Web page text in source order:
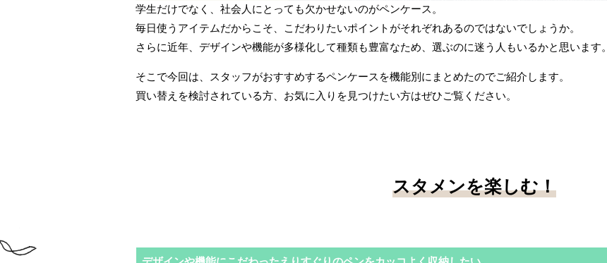
学生だけでなく、社会人にとっても欠かせないのがペンケース。
毎日使うアイテムだからこそ、こだわりたいポイントがそれぞれあるのではないでしょうか。
さらに近年、デザインや機能が多様化して種類も豊富なため、選ぶのに迷う人もいるかと思います。
そこで今回は、スタッフがおすすめするペンケースを機能別にまとめたのでご紹介します。
買い替えを検討されている方、お気に入りを見つけたい方はぜひご覧ください。
スタメンを楽しむ！